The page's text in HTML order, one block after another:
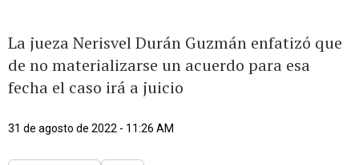
La jueza Nerisvel Durán Guzmán enfatizó que
de no materializarse un acuerdo para esa
fecha el caso irá a juicio
31 de agosto de 2022 - 11:26 AM